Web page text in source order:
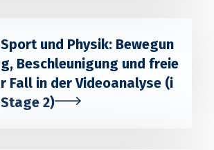
Sport und Physik: Bewegun
g, Beschleunigung und freie
r Fall in der Videoanalyse (i
Stage 2)